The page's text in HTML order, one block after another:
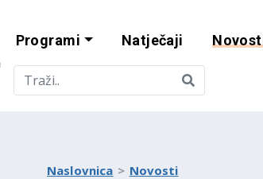
za
Programi Natječaji
Naslovnica Novosti